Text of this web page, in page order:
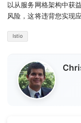
以从服务网格架构中获
风险，这将违背您实现
Istio